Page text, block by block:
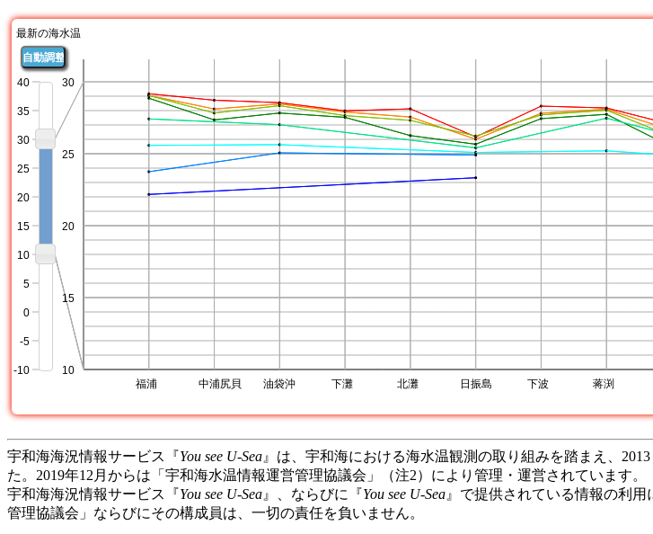
宇和海海況情報サービス『You see U-Sea 』は、宇和海における海水温観測の取り組みを踏まえ、
た。2019年12月からは「宇和海水温情報運営管理協議会」（注2）により管理・運営されています。
宇和海海況情報サービス『You see U-Sea 』、ならびに『You see U-Sea 』で提供されている情報の利
管理協議会」ならびにその構成員は、一切の責任を負いません。